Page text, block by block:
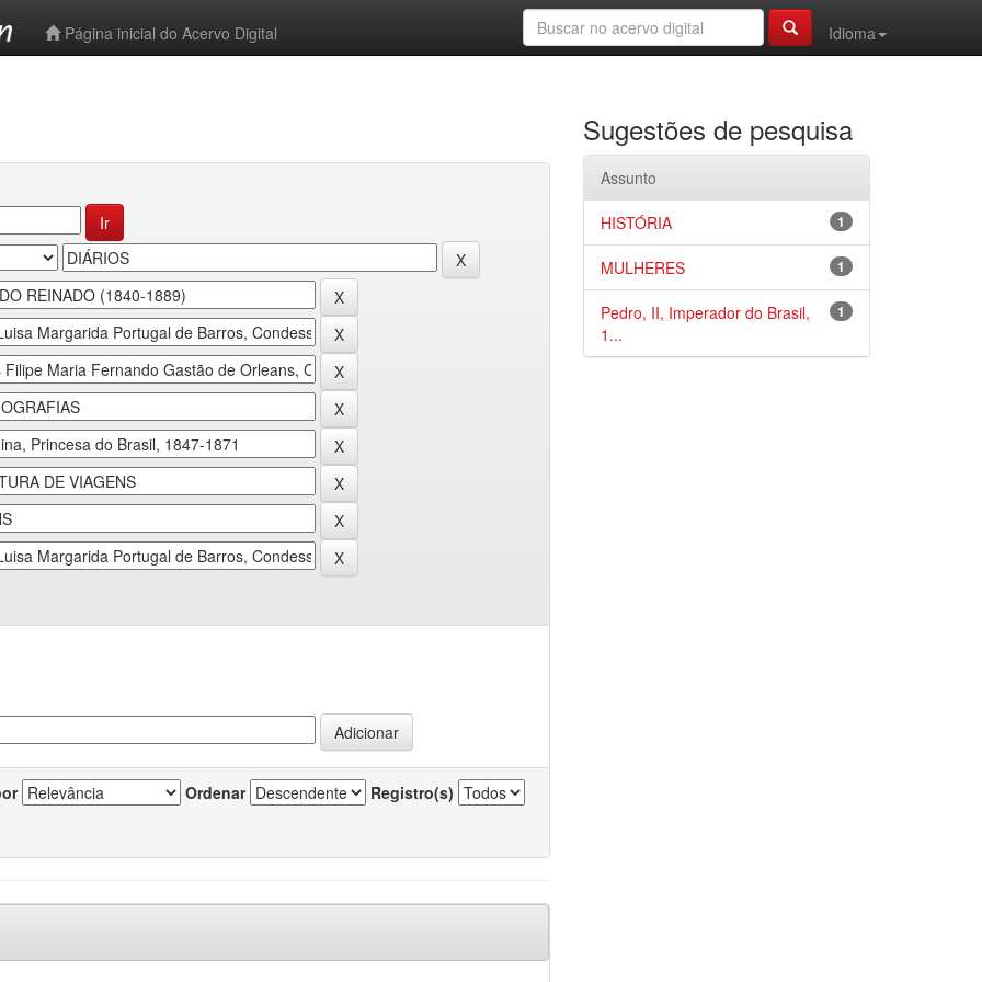
Página inicial do Acervo Digital
Idioma
Ordenar Registro(s)
Sugestões de pesquisa
Assunto
1
HISTÓRIA
1
MULHERES
1
Pedro, II, Imperador do Brasil,
1...